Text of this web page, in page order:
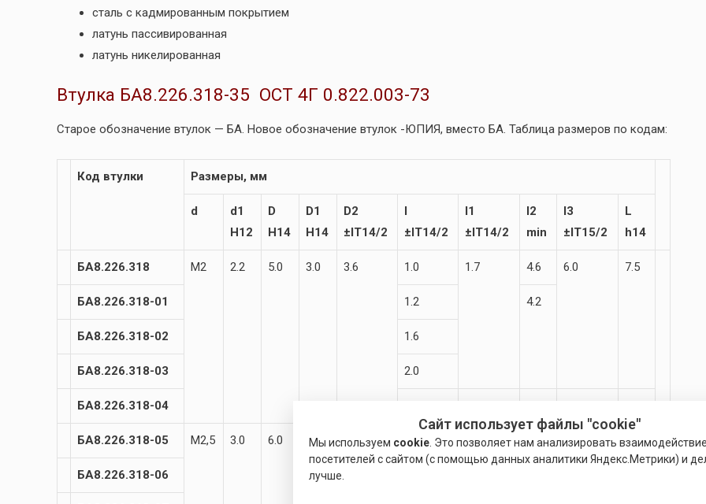
сталь с кадмированным покрытием
латунь пассивированная
латунь никелированная
Втулка БА8.226.318-35 ОСТ 4Г 0.822.003-73
Старое обозначение втулок — БА. Новое обозначение втулок -ЮПИЯ, вместо БА. Таблица размеров по кодам:
Код втулки Размеры, мм
d
d1
H12
D
H14
D1
H14
D2
±IT14/2
I
±IT14/2
l1
±IT14/2
l2
min
I3
±IT15/2
L
h14
БА8.226.318 М2 2.2 5.0 3.0 3.6 1.0 1.7 4.6 6.0 7.5
БА8.226.318-01 1.2 4.2
БА8.226.318-02 1.6
БА8.226.318-03 2.0
БА8.226.318-04
БА8.226.318-05 М2,5 3.0 6.0 3.8 4.5 1.0 1.8 4.6 6.5 8.5
БА8.226.318-06
Сайт использует файлы "cookie"
Мы используем cookie . Это позволяет нам анализировать
посетителей с сайтом (с помощью данных аналитики Яндекс.Метрики) и
лучше.